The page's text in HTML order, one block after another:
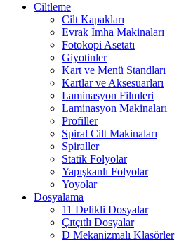
Ciltleme
Cilt Kapakları
Evrak İmha Makinaları
Fotokopi Asetatı
Giyotinler
Kart ve Menü Standları
Kartlar ve Aksesuarları
Laminasyon Filmleri
Laminasyon Makinaları
Profiller
Spiral Cilt Makinaları
Spiraller
Statik Folyolar
Yapışkanlı Folyolar
Yoyolar
Dosyalama
11 Delikli Dosyalar
Çıtçıtlı Dosyalar
D Mekanizmalı Klasörler